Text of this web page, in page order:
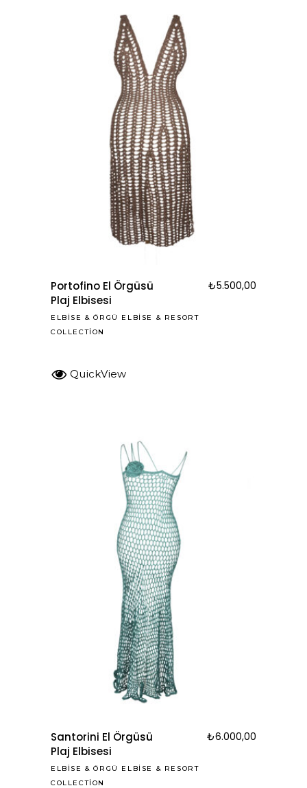
Portofino El Örgüsü
Plaj Elbisesi
₺5.500,00
ELBISE &ÖRGÜ ELBISE & RESORT
COLLECTION
QuickView
Santorini El Örgüsü
Plaj Elbisesi
₺6.000,00
ELBISE &ÖRGÜ ELBISE & RESORT
COLLECTION